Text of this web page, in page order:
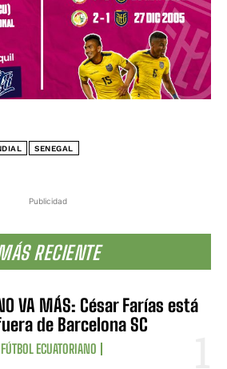
Publicidad
RECIENTE
VA MÁS: César Farías está
de Barcelona SC
FÚTBOL ECUATORIANO
SENEGAL